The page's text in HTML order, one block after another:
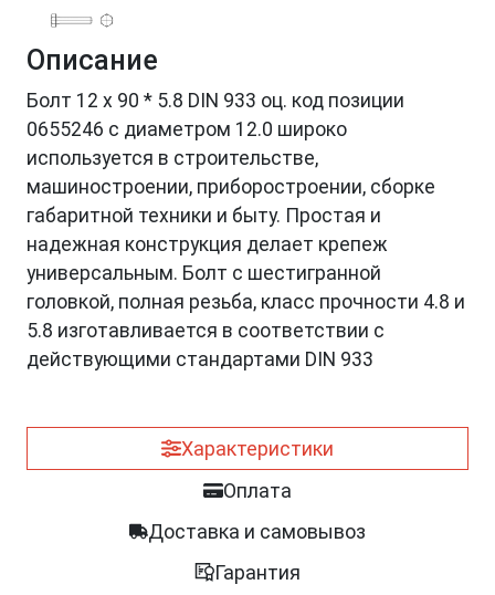
Описание
Болт 12 х 90 * 5.8 DIN 933 оц. код позиции
0655246 с диаметром 12.0 широко
используется в строительстве,
машиностроении, приборостроении, сборке
габаритной техники и быту. Простая и
надежная конструкция делает крепеж
универсальным. Болт с шестигранной
головкой, полная резьба, класс прочности 4.8 и
5.8 изготавливается в соответствии с
действующими стандартами DIN 933
Характеристики
Оплата
Доставка и самовывоз
Гарантия